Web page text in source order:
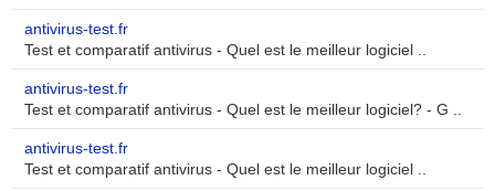
antivirus-test.fr
Test et comparatif antivirus - Quel est le meilleur logiciel ..
antivirus-test.fr
Test et comparatif antivirus - Quel est le meilleur logiciel? - G ..
antivirus-test.fr
Test et comparatif antivirus - Quel est le meilleur logiciel ..